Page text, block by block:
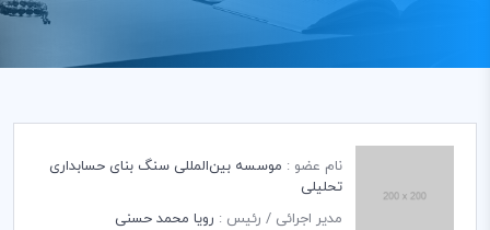
نام عضو : موسسه بین‌المللی سنگ بنای حسابداری
تحلیلی
مدیر اجرائی / رئیس : رویا محمد حسنی